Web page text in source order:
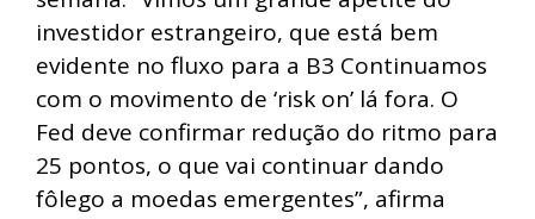
investidor estrangeiro, que está bem
evidente no fluxo para a B3 Continuamos
com o movimento de ‘risk on’ lá fora. O
Fed deve confirmar redução do ritmo para
25 pontos, o que vai continuar dando
fôlego a moedas emergentes”, afirma